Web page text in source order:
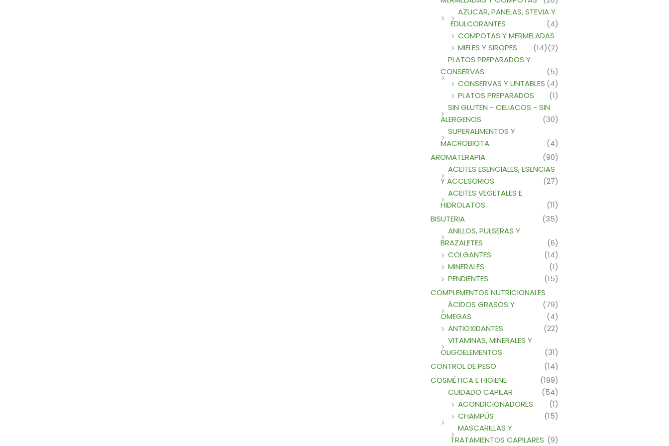
AZUCAR, PANELAS, STEVIA Y
EDULCORANTES
(4)
COMPOTAS Y MERMELADAS
(2)
MIELES Y SIROPES
(14)
PLATOS PREPARADOS Y
CONSERVAS
(5)
CONSERVAS Y UNTABLES (4)
PLATOS PREPARADOS
(1)
SIN GLUTEN - CELIACOS - SIN
ALERGENOS
(30)
SUPERALIMENTOS Y
MACROBIOTA
(4)
AROMATERAPIA
(90)
ACEITES ESENCIALES, ESENCIAS
Y ACCESORIOS
(27)
ACEITES VEGETALES E
HIDROLATOS
(11)
BISUTERIA
(35)
ANILLOS, PULSERAS Y
BRAZALETES
(6)
COLGANTES
(14)
MINERALES
(1)
PENDIENTES
(15)
COMPLEMENTOS NUTRICIONALES
(79)
ÁCIDOS GRASOS Y
OMEGAS
(4)
ANTIOXIDANTES
(22)
VITAMINAS, MINERALES Y
OLIGOELEMENTOS
(31)
CONTROL DE PESO
(14)
COSMÉTICA E HIGIENE
(199)
CUIDADO CAPILAR
(54)
ACONDICIONADORES
(1)
CHAMPÚS
(15)
MASCARILLAS Y
TRATAMIENTOS CAPILARES (9)